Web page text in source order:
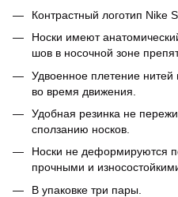
Контрастный логотип Nike
Носки имеют
шов в носочной зоне
Удвоенное плетение
во время движения.
Удобная резинка не
сползанию носков.
Носки не деформируются
прочными и
В упаковке три пары.